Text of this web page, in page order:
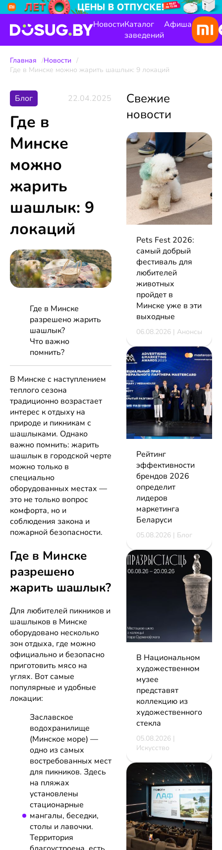
НовостиКаталог
заведений
Афиша
Главная
Новости
Где в Минске можно жарить шашлык: 9 локаций
Блог 22.04.2025
Где в
Минске
можно
жарить
шашлык: 9
локаций
Где в Минске
разрешено жарить
шашлык?
Что важно
помнить?
В Минске с наступлением
теплого сезона
традиционно возрастает
интерес к отдыху на
природе и пикникам с
шашлыками. Однако
важно помнить: жарить
шашлык в городской черте
можно только в
специально
оборудованных местах —
это не только вопрос
комфорта, но и
соблюдения закона и
пожарной безопасности.
Где в Минске
разрешено
жарить шашлык?
Для любителей пикников и
шашлыков в Минске
оборудовано несколько
зон отдыха, где можно
официально и безопасно
приготовить мясо на
углях. Вот самые
популярные и удобные
локации:
Заславское
водохранилище
(Минское море) —
одно из самых
востребованных мест
для пикников. Здесь
на пляжах
установлены
стационарные
мангалы, беседки,
столы и лавочки.
Территория
Свежие
новости
Pets Fest 2026:
самый добрый
фестиваль для
любителей
животных
пройдет в
Минске уже в эти
выходные
06.08.2026 | Анонсы
Рейтинг
эффективности
брендов 2026
определит
лидеров
маркетинга
Беларуси
05.08.2026 | Блог
В Национальном
художественном
музее
представят
коллекцию из
художественного
стекла
05.08.2026 |
Искусство